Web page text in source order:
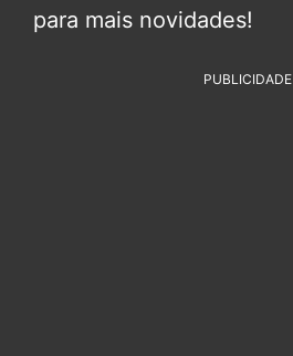
para mais novidades!
PUBLICIDADE